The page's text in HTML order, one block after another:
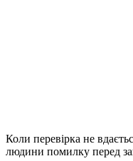
Коли перевірка не
людини помилку перед